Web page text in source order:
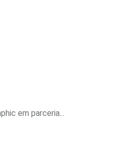
em parceria...